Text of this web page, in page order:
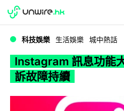
WWDC 2026
科技娛樂 生活娛樂 城中熱話
Instagram 訊息功能
訴故障持續